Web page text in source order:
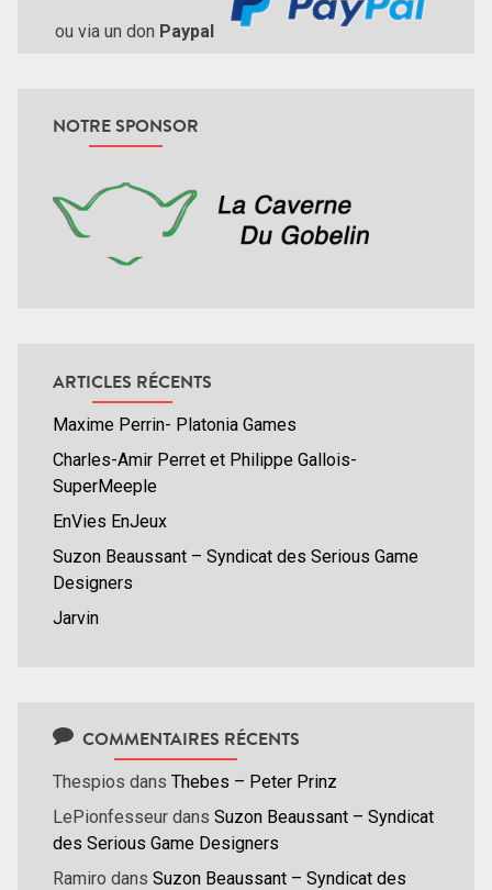
ou via un don Paypal
NOTRE SPONSOR
ARTICLES RÉCENTS
Maxime Perrin- Platonia Games
Charles-Amir Perret et Philippe Gallois-
SuperMeeple
EnVies EnJeux
Suzon Beaussant – Syndicat des Serious Game
Designers
Jarvin
COMMENTAIRES RÉCENTS
Thespios dans Thebes – Peter Prinz
LePionfesseur dans Suzon Beaussant – Syndicat
des Serious Game Designers
Ramiro dans Suzon Beaussant – Syndicat des